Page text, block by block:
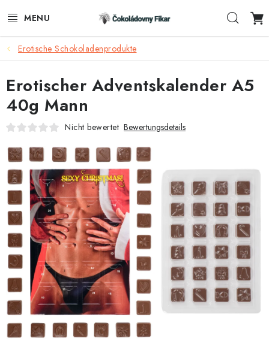
Inhalt
E-SHOP
WERBEARTIKEL
INFORMACE
BLOG
AKTUALITY
VERBINDUNG
FUNKČNÍ ČOKOLÁDA
EXKURZE
Jak nakupovat Geschäftsbedingungen
Reklamace
Bedingungen zum Schutz personenbezogener Daten
Erotische Schokoladenprodukte
Erotischer Adventskalender A5
40g Mann
Nicht bewertet Bewertungsdetails